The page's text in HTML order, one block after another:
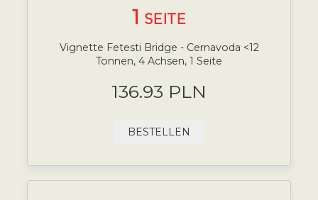
1 SEITE
Vignette Fetesti Bridge - Cernavoda <12
Tonnen, 4 Achsen, 1 Seite
136.93 PLN
BESTELLEN